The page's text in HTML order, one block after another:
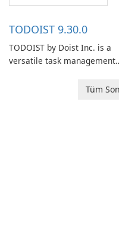
TODOIST 9.30.0
TODOIST by Doist Inc. is a
versatile task management
individuals and teamsTüm